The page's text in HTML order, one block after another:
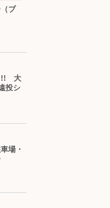
ブ
!! 大
投シ
場・